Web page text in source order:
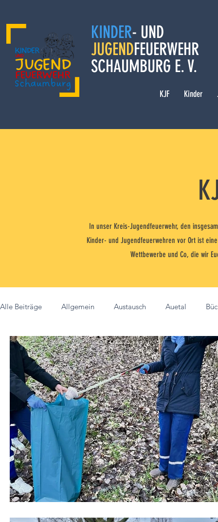
KINDER- UND
JUGENDFEUERWEHR
SCHAUMBURG E. V.
KJF Kinder
In unser Kreis-Jugendfeuerwehr, den
Kinder- und Jugendfeuerwehren vor Ort ist
Wettbewerbe und Co, die wir
Alle Beiträge Allgemein Austausch Auetal
Nenndorf NJF Integration Jugendfeuerwehr
Ori-Marsch Nienstädt Jugendforum Flori
Kinderfeuerwehr Bildung Brandfloh Eilsen